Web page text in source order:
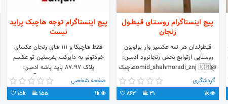
پیج اینستاگرام روسـتـای قـیـطـول
زنجان
قیطولدان هر نمه عکسیز وار یولویون
روستایی ازتوابع بخش زنجانرود ادمین:
@omid_shahmoradi_znj 🇰🇷هاچبک
رایدرز زنجان🇰🇷
@hatchback_riders_zanjan
گردشگری
1k
31
863
پیج اینستاگرام توجه هاچبک پراید
نیست
فقط هاچبکا و ۱۱۱ های زنجان عکسای
خودتونو به دایرکت بفرستین تو عکسم
پلاک ۸۷.۹۷ باید باشه ادمین:
@omid_shahmoradi_znj 👇عکساتونو
به آیدی زیر بفرستید👇
صفحه شخصی
1k
155
15k